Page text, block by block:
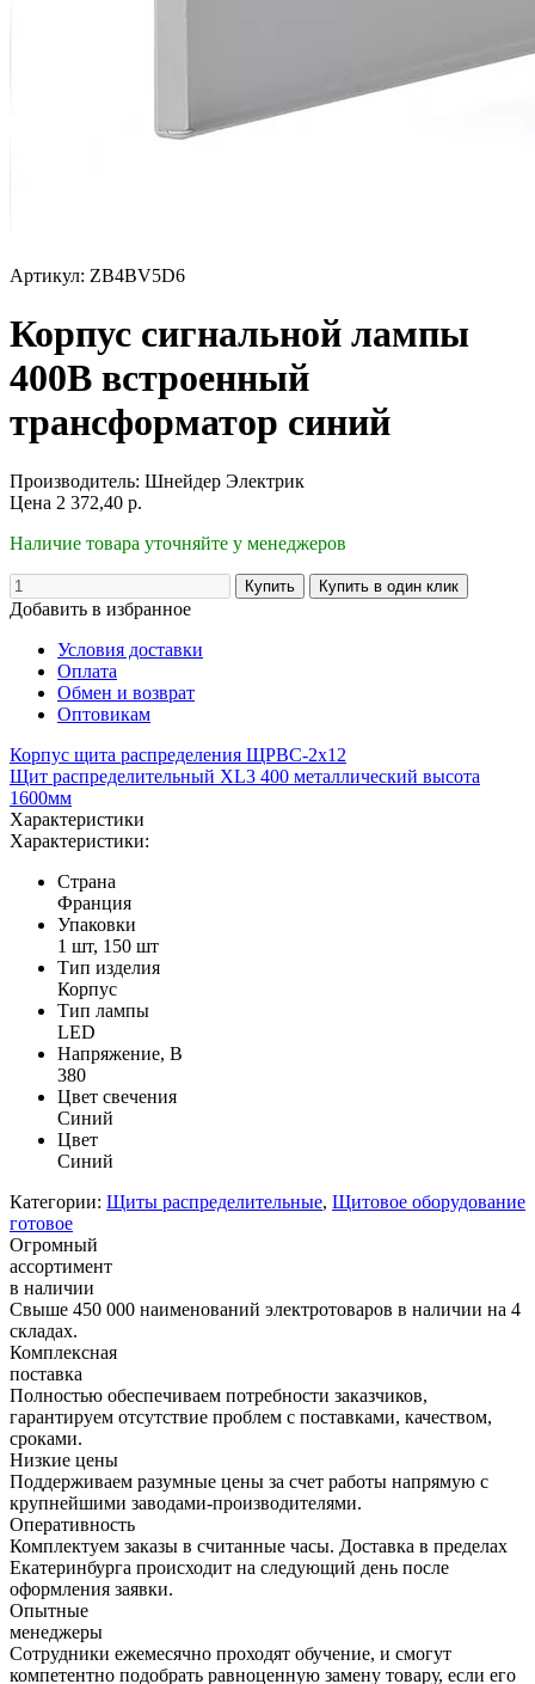
Артикул: ZB4BV5D6
Корпус сигнальной лампы
400В встроенный
трансформатор синий
Производитель: Шнейдер Электрик
Цена 2 372,40 р.
Наличие товара уточняйте у менеджеров
Добавить в избранное
Условия доставки
Оплата
Обмен и возврат
Оптовикам
Корпус щита распределения ЩРВС-2х12
Щит распределительный XL3 400 металлический высота
1600мм
Характеристики
Характеристики:
Страна
Франция
Упаковки
1 шт, 150 шт
Тип изделия
Корпус
Тип лампы
LED
Напряжение, В
380
Цвет свечения
Синий
Цвет
Синий
Категории: Щиты распределительные, Щитовое оборудование
готовое
Огромный
ассортимент
в наличии
Свыше 450 000 наименований электротоваров в наличии на 4
складах.
Комплексная
поставка
Полностью обеспечиваем потребности заказчиков,
гарантируем отсутствие проблем с поставками, качеством,
сроками.
Низкие цены
Поддерживаем разумные цены за счет работы напрямую с
крупнейшими заводами-производителями.
Оперативность
Комплектуем заказы в считанные часы. Доставка в пределах
Екатеринбурга происходит на следующий день после
оформления заявки.
Опытные
менеджеры
Сотрудники ежемесячно проходят обучение, и смогут
компетентно подобрать равноценную замену товару, если его